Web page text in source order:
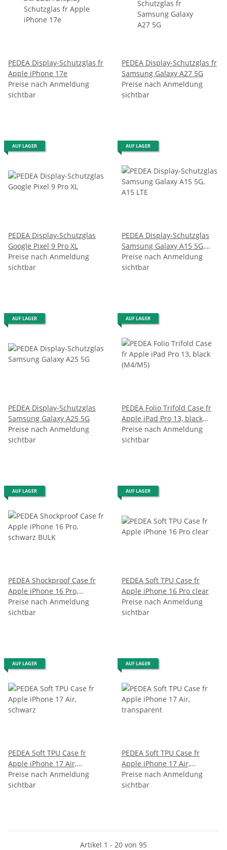
PEDEA Display-Schutzglas fr
Apple iPhone 17e
Preise nach Anmeldung
sichtbar
PEDEA Display-Schutzglas fr
Samsung Galaxy A27 5G
Preise nach Anmeldung
sichtbar
AUF LAGER
PEDEA Display-Schutzglas
Google Pixel 9 Pro XL
Preise nach Anmeldung
sichtbar
AUF LAGER
PEDEA Display-Schutzglas
Samsung Galaxy A15 5G,
A15 LTE
Preise nach Anmeldung
sichtbar
AUF LAGER
PEDEA Display-Schutzglas
Samsung Galaxy A25 5G
Preise nach Anmeldung
sichtbar
AUF LAGER
PEDEA Folio Trifold Case fr
Apple iPad Pro 13, black
(M4/M5)
Preise nach Anmeldung
sichtbar
AUF LAGER
PEDEA Shockproof Case fr
Apple iPhone 16 Pro,
schwarz BULK
Preise nach Anmeldung
sichtbar
AUF LAGER
PEDEA Soft TPU Case fr
Apple iPhone 16 Pro clear
Preise nach Anmeldung
sichtbar
AUF LAGER
PEDEA Soft TPU Case fr
Apple iPhone 17 Air,
schwarz
Preise nach Anmeldung
sichtbar
AUF LAGER
PEDEA Soft TPU Case fr
Apple iPhone 17 Air,
transparent
Preise nach Anmeldung
sichtbar
Artikel 1 - 20 von 95